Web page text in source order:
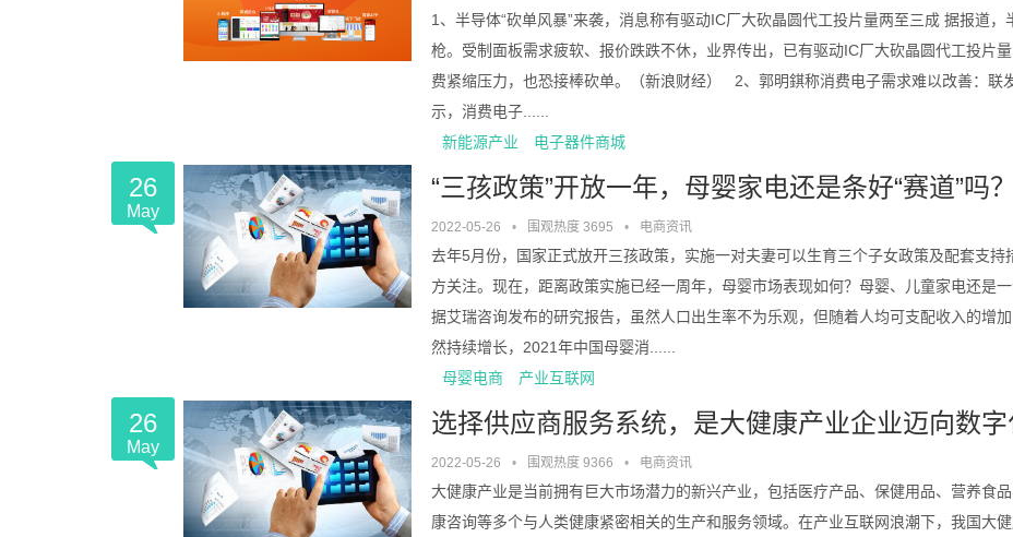
1、半导体“砍单风暴”来袭，消息称有驱动IC厂大砍晶圆代工投片量两至三成 据报道
枪。受制面板需求疲软、报价跌跌不休，业界传出，已有驱动IC厂大砍晶圆代工投片
费紧缩压力，也恐接棒砍单。（新浪财经） 2、郭明錤称消费电子需求难以改善：联
示，消费电子......
新能源产业
电子器件商城
26
May
“三孩政策”开放一年，母婴家电还是条好“赛道”吗？
2022-05-26 • 围观热度 3695 • 电商资讯
去年5月份，国家正式放开三孩政策，实施一对夫妻可以生育三个子女政策及配套支
方关注。现在，距离政策实施已经一周年，母婴市场表现如何？母婴、儿童家电还是
据艾瑞咨询发布的研究报告，虽然人口出生率不为乐观，但随着人均可支配收入的增
然持续增长，2021年中国母婴消......
母婴电商
产业互联网
26
May
选择供应商服务系统，是大健康产业企业迈向数
2022-05-26 • 围观热度 9366 • 电商资讯
大健康产业是当前拥有巨大市场潜力的新兴产业，包括医疗产品、保健用品、营养食
康咨询等多个与人类健康紧密相关的生产和服务领域。在产业互联网浪潮下，我国大